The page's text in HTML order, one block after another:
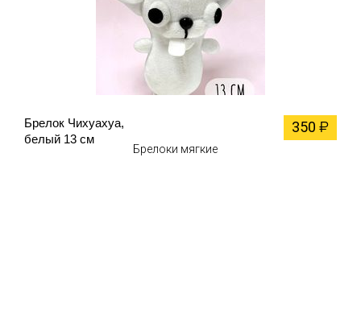
Брелок Чихуахуа,
белый 13 см
350 ₽
Брелоки мягкие